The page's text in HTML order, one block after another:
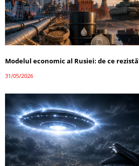
Modelul economic al Rusiei: de ce
31/05/2026